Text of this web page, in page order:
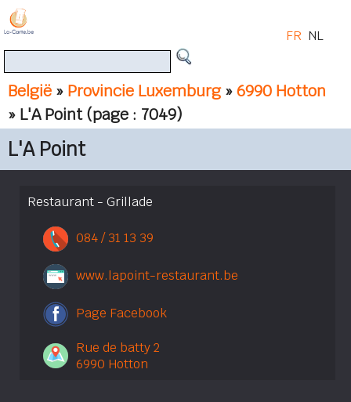
België » Provincie Luxemburg»6990 Hotton
» L'A Point (page : 7049)
FR NL
L'A Point
Restaurant - Grillade
084 / 31 13 39
www.lapoint-restaurant.be
Page Facebook
Rue de batty 2
6990 Hotton